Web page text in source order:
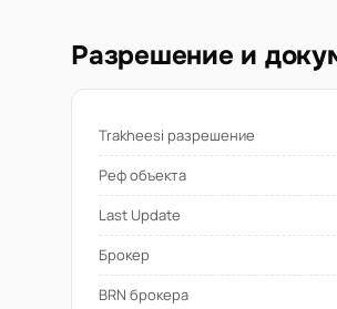
Разрешение и
Trakheesi разрешение
Реф объекта
Last Update
Брокер
BRN брокера